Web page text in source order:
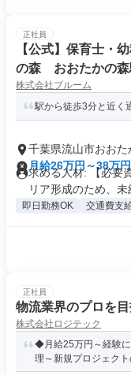
正社員
【公式】保育士・
の森 おおたかの森
株式会社ブルーム
駅から徒歩3分と近く
千葉県流山市おおた
月給26万円～38万円
求める人材: 【必要
リア形成のため、未
即日勤務OK 交通費支
正社員
物流業界のプロを
株式会社ロジテック
◆月給25万円～経験
理～新規プロジェク